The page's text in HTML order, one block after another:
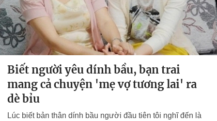
Biết người yêu dính bầu, bạn trai
mang cả chuyện 'mẹ vợ tương lai' ra
dè bỉu
Lúc biết bản thân dính bầu người đầu tiên tôi nghĩ đến là